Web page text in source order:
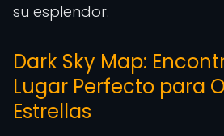
su esplendor.
Dark Sky Map:
Lugar Perfecto para
Estrellas